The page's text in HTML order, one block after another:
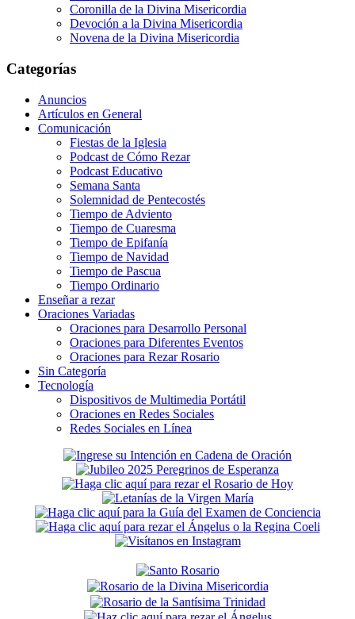
Coronilla de la Divina Misericordia
Devoción a la Divina Misericordia
Novena de la Divina Misericordia
Categorías
Anuncios
Artículos en General
Comunicación
Fiestas de la Iglesia
Podcast de Cómo Rezar
Podcast Educativo
Semana Santa
Solemnidad de Pentecostés
Tiempo de Adviento
Tiempo de Cuaresma
Tiempo de Epifanía
Tiempo de Navidad
Tiempo de Pascua
Tiempo Ordinario
Enseñar a rezar
Oraciones Variadas
Oraciones para Desarrollo Personal
Oraciones para Diferentes Eventos
Oraciones para Rezar Rosario
Sin Categoría
Tecnología
Dispositivos de Multimedia Portátil
Oraciones en Redes Sociales
Redes Sociales en Línea
Secondary
Sidebar